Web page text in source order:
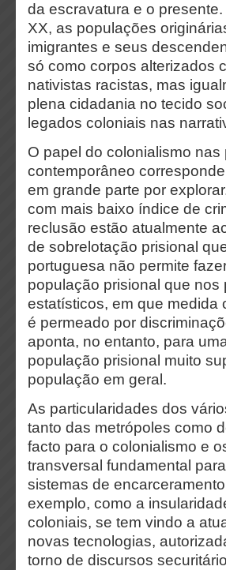
da escravatura e o
XX, as populações
imigrantes e seus
só como corpos alterizados
nativistas racistas, mas
plena cidadania no tecido
legados coloniais nas
O papel do colonialismo
contemporâneo
em grande parte por
com mais baixo índice de
reclusão estão atualmente
de sobrelotação prisional
portuguesa não permite
população prisional que nos
estatísticos, em que medida
é permeado por
aponta, no entanto, para
população prisional muito
população em geral.
As particularidades dos
tanto das metrópoles como
facto para o colonialismo e
transversal fundamental
sistemas de
exemplo, como a
coloniais, se tem vindo a
novas tecnologias,
torno de discursos